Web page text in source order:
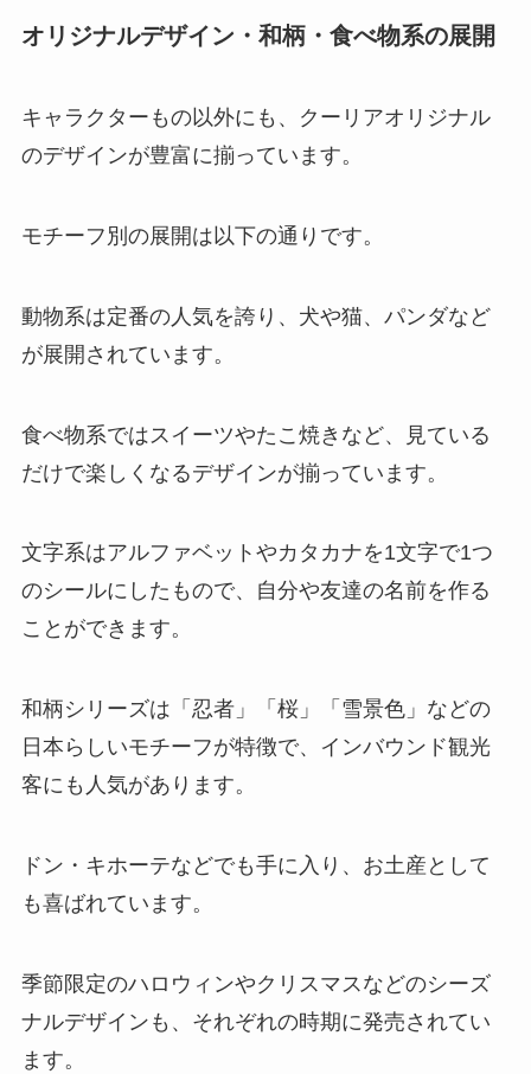
オリジナルデザイン・和柄・食べ物系の展開
キャラクターもの以外にも、クーリアオリジナル
のデザインが豊富に揃っています。
モチーフ別の展開は以下の通りです。
動物系は定番の人気を誇り、犬や猫、パンダなど
が展開されています。
食べ物系ではスイーツやたこ焼きなど、見ている
だけで楽しくなるデザインが揃っています。
文字系はアルファベットやカタカナを1文字で1つ
のシールにしたもので、自分や友達の名前を作る
ことができます。
和柄シリーズは「忍者」「桜」「雪景色」などの
日本らしいモチーフが特徴で、インバウンド観光
客にも人気があります。
ドン・キホーテなどでも手に入り、お土産として
も喜ばれています。
季節限定のハロウィンやクリスマスなどのシーズ
ナルデザインも、それぞれの時期に発売されてい
ます。